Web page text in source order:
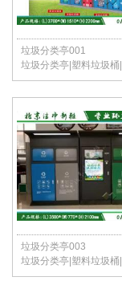
垃圾分类亭001
垃圾分类亭|塑料垃圾桶|户外垃圾站|公园垃圾桶|学校分类垃圾亭|北京垃圾桶厂家
垃圾分类亭003
垃圾分类亭|塑料垃圾桶|户外垃圾站|公园垃圾桶|学校分类垃圾亭|北京垃圾桶厂家